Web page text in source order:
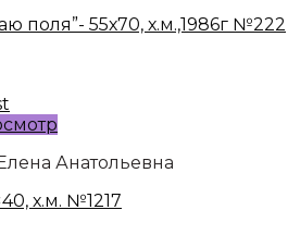
поля”- 55х70, х.м.,1986г №222
Анатольевна
х.м. №1217